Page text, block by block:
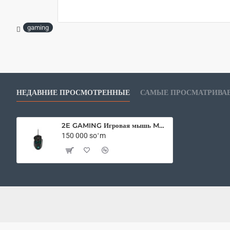
gaming
НЕДАВНИЕ ПРОСМОТРЕННЫЕ САМЫЕ
2E GAMING Игровая мышь MG320
150 000 soʻm